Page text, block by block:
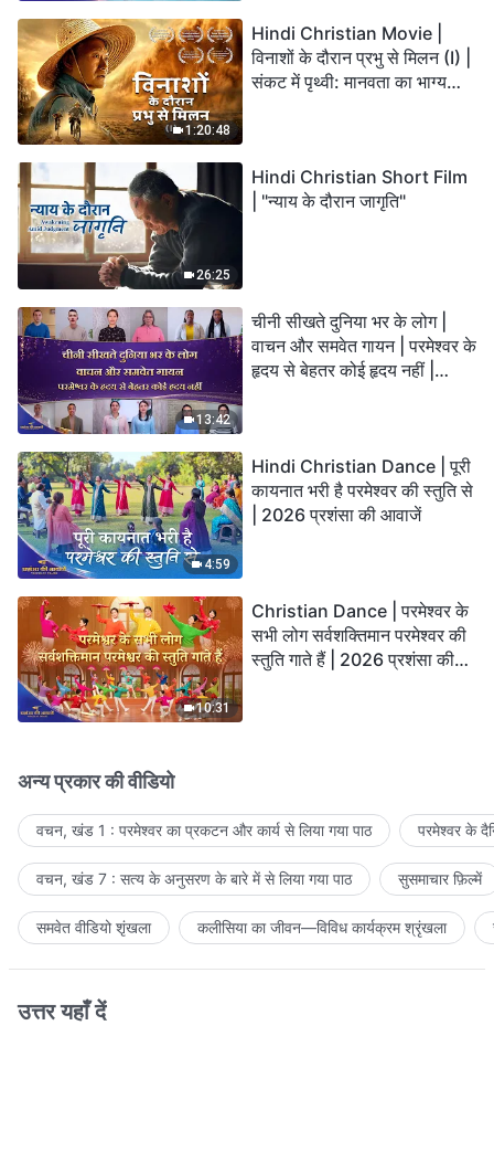
1:20:48
Hindi Christian Movie |
विनाशों के दौरान प्रभु से मिलन (I) |
संकट में पृथ्वी: मानवता का भाग्य
26:25
Hindi Christian Short Film
| "न्याय के दौरान जागृति"
13:42
चीनी सीखते दुनिया भर के लोग |
वाचन और समवेत गायन | परमेश्वर के
हृदय से बेहतर कोई हृदय नहीं |
4:59
Hindi Christian Dance | पूरी
कायनात भरी है परमेश्वर की स्तुति से
| 2026 प्रशंसा की आवाजें
10:31
Christian Dance | परमेश्वर के
सभी लोग सर्वशक्तिमान परमेश्वर की
स्तुति गाते हैं | 2026 प्रशंसा की
अन्य प्रकार की वीडियो
वचन, खंड 1 : परमेश्वर का प्रकटन और कार्य से लिया गया पाठ परमेश्वर के
वचन, खंड 7 : सत्य के अनुसरण के बारे में से लिया गया पाठ सुसमाचार फ़िल्में
समवेत वीडियो शृंखला कलीसिया का जीवन—विविध कार्यक्रम श्रृंखला
उत्तर यहाँ दें